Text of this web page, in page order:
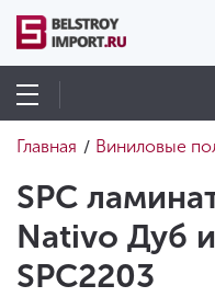
Главная / Виниловые
SPC
Nativo Дуб
SPC2203